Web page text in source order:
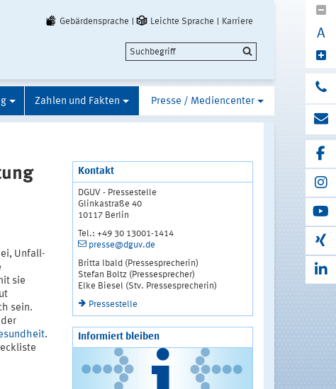
Gebärdensprache Leichte Sprache Karriere
A
Zahlen und Fakten Presse / Mediencenter
Unfall-
sie
sein.
.
Kontakt
DGUV - Pressestelle
Glinkastraße 40
10117 Berlin
Tel.: +49 30 13001-1414
presse@dguv.de
Britta Ibald (Pressesprecherin)
Stefan Boltz (Pressesprecher)
Elke Biesel (Stv. Pressesprecherin)
Pressestelle
Informiert bleiben